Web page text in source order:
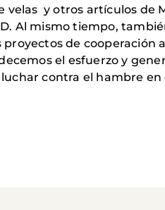
velas y otros artículos de
Al mismo tiempo,
de cooperación
el esfuerzo y
contra el hambre en